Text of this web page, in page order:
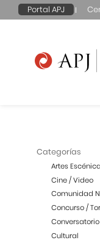
Portal APJ
Categorías
Artes
Cine / Video
Comunidad
Concurso /
Conversatorio
Cultural